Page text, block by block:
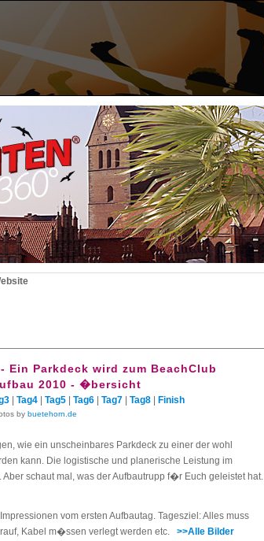
Ein Parkdeck wird zum BeachClub
2010 - �bersicht
| Tag4| Tag5| Tag6| Tag7| Tag8| Finish
by buetehorn.de
wie ein unscheinbares Parkdeck zu einer der wohl
kann. Die logistische und planerische Leistung im
schaut mal, was der Aufbautrupp f�r Euch geleistet hat.
Impressionen vom ersten Aufbautag. Tagesziel: Alles muss
rauf, Kabel m�ssen verlegt werden etc. >>Alle Bilder